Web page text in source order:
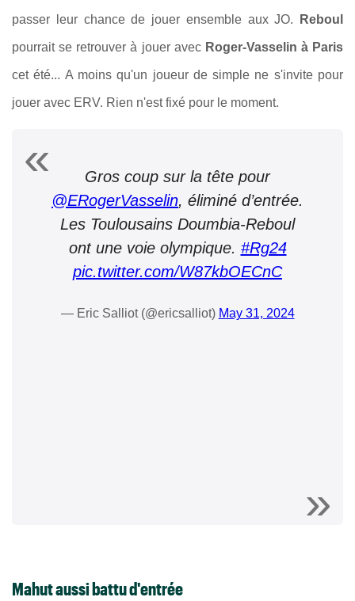
passer leur chance de jouer ensemble aux JO. Reboul
pourrait se retrouver à jouer avec Roger-Vasselin à Paris
cet été... A moins qu'un joueur de simple ne s'invite pour
jouer avec ERV. Rien n'est fixé pour le moment.
Gros coup sur la tête pour
@ERogerVasselin, éliminé d’entrée.
Les Toulousains Doumbia-Reboul
ont une voie olympique. #Rg24
pic.twitter.com/W87kbOECnC
— Eric Salliot (@ericsalliot) May 31, 2024
Mahut aussi battu d'entrée